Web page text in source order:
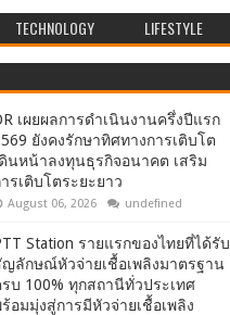
TECHNOLOGY LIFESTYLE
เผยผลการดำเนินงานครึ่งปีแรก
ยังคงรักษาทิศทางการเติบโต
นหน้าลงทุนธุรกิจอนาคต เสริม
รเติบโตระยะยาว
August 06, 2026 undefined
Station รายแรกของไทยที่ได้รับ
ญลักษณ์หัวจ่ายเชื้อเพลิงมาตรฐาน
บ 100% ทุกสถานีทั่วประเทศ
อมมุ่งสู่การมีหัวจ่ายเชื้อเพลิง